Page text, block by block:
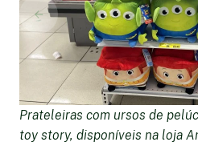
Prateleiras com ursos de
toy story, disponíveis na loja